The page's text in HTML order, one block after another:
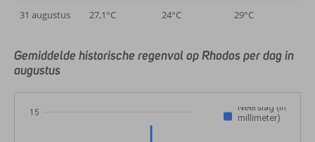
31 augustus
27,1°C 24°C 29°C
Gemiddelde historische regenval op Rhodos per dag in
augustus
Neerslag (in
millimeter)
15